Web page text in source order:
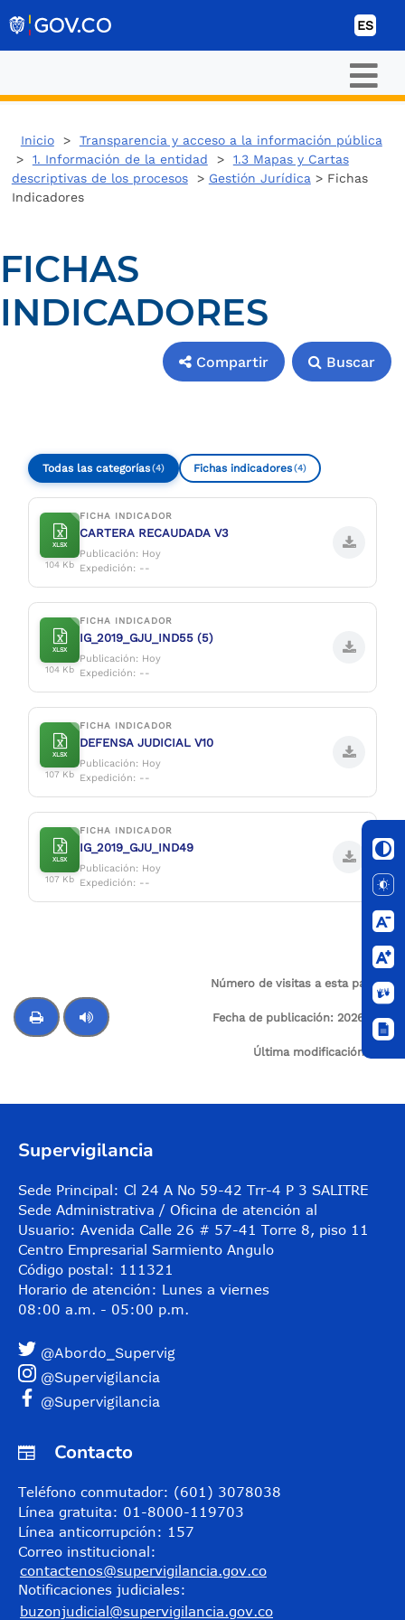
ES
Inicio> Transparencia y acceso a la información pública
> 1. Información de la entidad > 1.3 Mapas y Cartas
descriptivas de los procesos> Gestión Jurídica > Fichas
Indicadores
FICHAS
INDICADORES
Compartir Buscar
Todas las categorías(4) Fichas indicadores(4)
XLSX
104 Kb
FICHA INDICADOR
CARTERA RECAUDADA V3
Publicación: Hoy
Expedición: --
XLSX
104 Kb
FICHA INDICADOR
IG_2019_GJU_IND55 (5)
Publicación: Hoy
Expedición: --
XLSX
107 Kb
FICHA INDICADOR
DEFENSA JUDICIAL V10
Publicación: Hoy
Expedición: --
XLSX
107 Kb
FICHA INDICADOR
IG_2019_GJU_IND49
Publicación: Hoy
Expedición: --
Número de visitas a esta página:
8
Fecha de publicación: 2026-06-
16
Última modificación:
Supervigilancia
Sede Principal: Cl 24 A No 59-42 Trr-4 P 3 SALITRE
Sede Administrativa / Oficina de atención al
Usuario: Avenida Calle 26 # 57-41 Torre 8, piso 11
Centro Empresarial Sarmiento Angulo
Código postal: 111321
Horario de atención: Lunes a viernes
08:00 a.m. - 05:00 p.m.
@Abordo_Supervig
@Supervigilancia
@Supervigilancia
Contacto
Teléfono conmutador: (601) 3078038
Línea gratuita: 01-8000-119703
Línea anticorrupción: 157
Correo institucional:
contactenos@supervigilancia.gov.co
Notificaciones judiciales:
buzonjudicial@supervigilancia.gov.co